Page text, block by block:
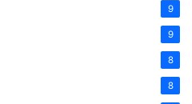
9
9
8
8